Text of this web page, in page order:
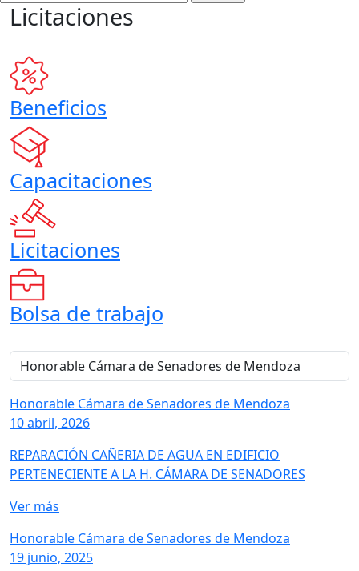
Licitaciones
Beneficios
Capacitaciones
Licitaciones
Bolsa de trabajo
Honorable Cámara de Senadores de Mendoza
10 abril, 2026
REPARACIÓN CAÑERIA DE AGUA EN EDIFICIO
PERTENECIENTE A LA H. CÁMARA DE SENADORES
Ver más
Honorable Cámara de Senadores de Mendoza
19 junio, 2025